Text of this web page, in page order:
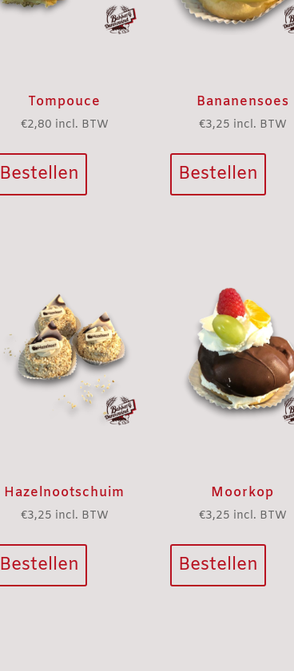
Tompouce
€2,80 incl. BTW
Bestellen
Bananensoes
€3,25 incl. BTW
Bestellen
Hazelnootschuim
€3,25 incl. BTW
Bestellen
Moorkop
€3,25 incl. BTW
Bestellen